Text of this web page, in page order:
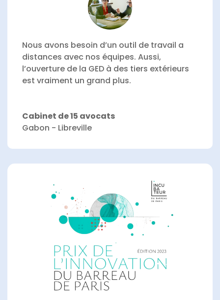
Nous avons besoin d’un outil de travail a
distances avec nos équipes. Aussi,
l’ouverture de la GED à des tiers extérieurs
est vraiment un grand plus.
Cabinet de 15 avocats
Gabon - Libreville